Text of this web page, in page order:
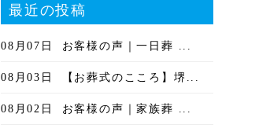
最近の投稿
08月07日 お客様の声｜一日葬 ...
08月03日 【お葬式のこころ】堺...
08月02日 お客様の声｜家族葬 ...